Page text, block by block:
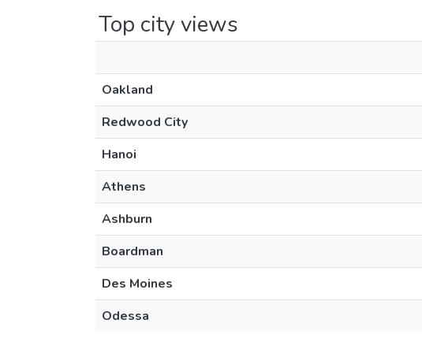
Top city views
Oakland
Redwood City
Hanoi
Athens
Ashburn
Boardman
Des Moines
Odessa